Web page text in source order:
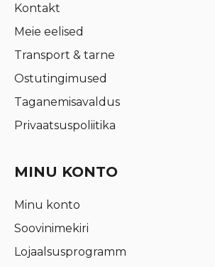
Kontakt
Meie eelised
Transport & tarne
Ostutingimused
Taganemisavaldus
Privaatsuspoliitika
MINU KONTO
Minu konto
Soovinimekiri
Lojaalsusprogramm